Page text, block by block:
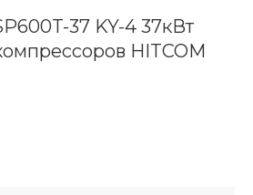
37 KY-4 37кВт
HITCOM